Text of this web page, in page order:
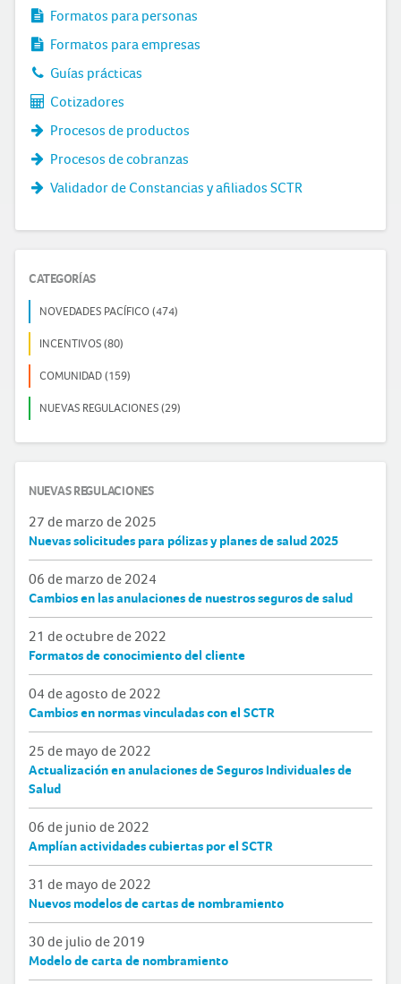
Formatos para personas
Formatos para empresas
Guías prácticas
Cotizadores
Procesos de productos
Procesos de cobranzas
Validador de Constancias y afiliados SCTR
CATEGORÍAS
NOVEDADES PACÍFICO (474)
INCENTIVOS (80)
COMUNIDAD (159)
NUEVAS REGULACIONES (29)
NUEVAS REGULACIONES
27 de marzo de 2025
Nuevas solicitudes para pólizas y planes de salud 2025
06 de marzo de 2024
Cambios en las anulaciones de nuestros seguros de salud
21 de octubre de 2022
Formatos de conocimiento del cliente
04 de agosto de 2022
Cambios en normas vinculadas con el SCTR
25 de mayo de 2022
Actualización en anulaciones de Seguros Individuales de
Salud
06 de junio de 2022
Amplían actividades cubiertas por el SCTR
31 de mayo de 2022
Nuevos modelos de cartas de nombramiento
30 de julio de 2019
Modelo de carta de nombramiento